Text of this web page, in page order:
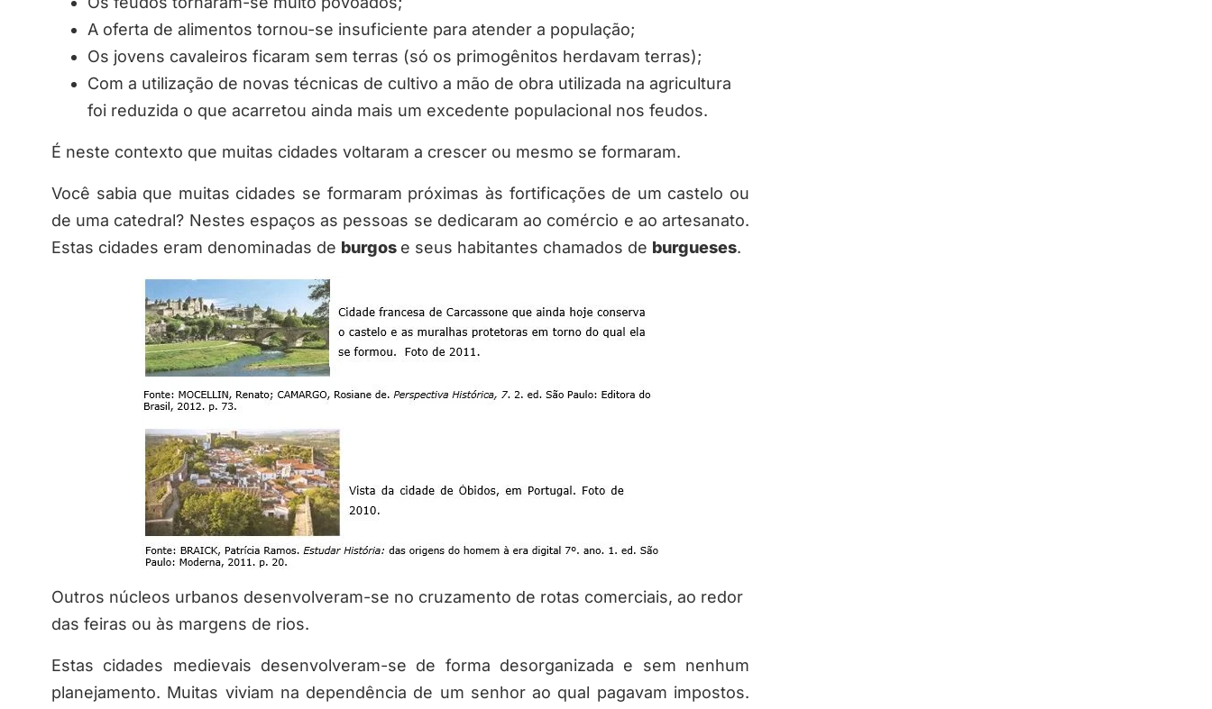
A oferta de alimentos tornou-se insuficiente para atender a população;
Os jovens cavaleiros ficaram sem terras (só os primogênitos herdavam terras);
Com a utilização de novas técnicas de cultivo a mão de obra utilizada na agricultura
foi reduzida o que acarretou ainda mais um excedente populacional nos feudos.
É neste contexto que muitas cidades voltaram a crescer ou mesmo se formaram.
Você sabia que muitas cidades se formaram próximas às fortificações de um castelo ou
de uma catedral? Nestes espaços as pessoas se dedicaram ao comércio e ao artesanato.
Estas cidades eram denominadas de burgos e seus habitantes chamados de burgueses.
Outros núcleos urbanos desenvolveram-se no cruzamento de rotas comerciais, ao redor
das feiras ou às margens de rios.
Estas cidades medievais desenvolveram-se de forma desorganizada e sem nenhum
planejamento. Muitas viviam na dependência de um senhor ao qual pagavam impostos.